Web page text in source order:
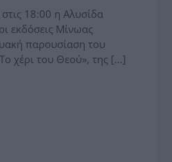
18:00 η Αλυσίδα
εκδόσεις Μίνωας
παρουσίαση του
χέρι του Θεού», της […]